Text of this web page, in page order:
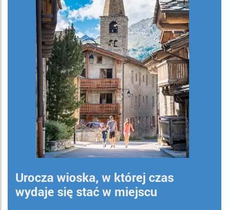
Urocza wioska, w której czas
wydaje się stać w miejscu